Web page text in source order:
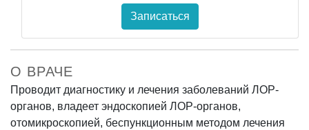
Записаться
О ВРАЧЕ
Проводит диагностику и лечения заболеваний ЛОР-
органов, владеет эндоскопией ЛОР-органов,
отомикроскопией, беспункционным методом лечения